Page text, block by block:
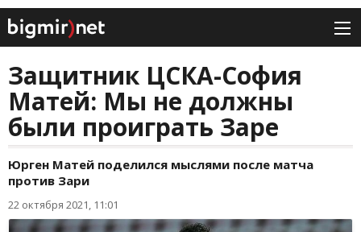
Защитник ЦСКА-София
Матей: Мы не должны
были проиграть Заре
Юрген Матей поделился мыслями после матча
против Зари
22 октября 2021, 11:01